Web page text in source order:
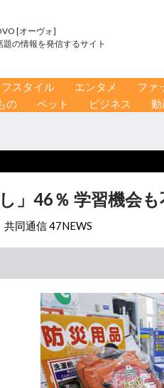
[オーヴォ]
題の情報を発信するサイト
スタイル エンタメ ファ
の ペット ビジネス 動
」46％ 学習機会
共同通信 47NEWS